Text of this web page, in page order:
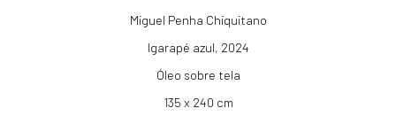
Miguel Penha Chiquitano
Igarapé azul, 2024
Óleo sobre tela
135 x 240 cm